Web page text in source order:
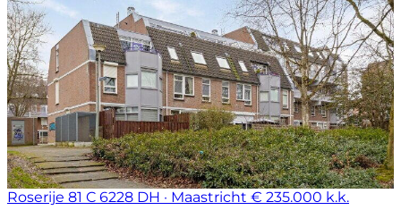
Roserije 81 C 6228 DH · Maastricht € 235.000 k.k.